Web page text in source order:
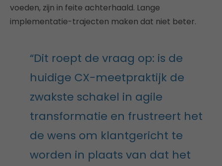
voeden, zijn in feite achterhaald. Lange
implementatie-trajecten maken dat niet beter.
“Dit roept de vraag op: is de
huidige CX-meetpraktijk de
zwakste schakel in agile
transformatie en frustreert het
de wens om klantgericht te
worden in plaats van dat het